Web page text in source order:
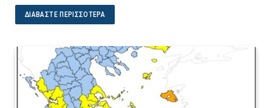
ΔΙΑΒΆΣΤΕ ΠΕΡΙΣΣΌΤΕΡΑ